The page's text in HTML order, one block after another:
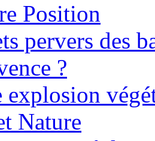
Position
pervers des
?
explosion
Nature